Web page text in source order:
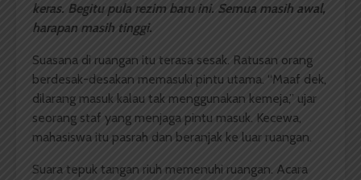
keras. Begitu pula rezim baru ini. Semua masih awal,
harapan masih tinggi.
Suasana di ruangan itu terasa sesak. Ratusan orang
berdesak-desakan memasuki pintu utama. “Maaf dek,
dilarang masuk kalau tak menggunakan kemeja,” ujar
seorang staf yang menjaga pintu masuk. Kecewa,
mahasiswa itu pasrah dan beranjak ke luar ruangan.
Suara tepuk tangan riuh memenuhi ruangan. Acara